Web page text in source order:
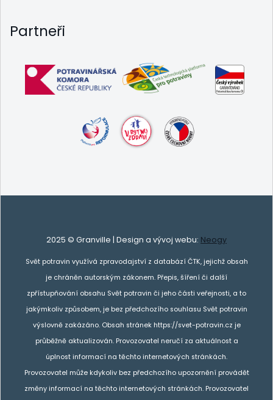
Partneři
2025 © Granville | Design a vývoj webu: Neogy
Svět potravin využívá zpravodajství z databází ČTK, jejichž obsah
je chráněn autorským zákonem. Přepis, šíření či další
zpřístupňování obsahu Svět potravin či jeho části veřejnosti, a to
jakýmkoliv způsobem, je bez předchozího souhlasu Svět potravin
výslovně zakázáno. Obsah stránek https://svet-potravin.cz je
průběžně aktualizován. Provozovatel neručí za aktuálnost a
úplnost informací na těchto internetových stránkách.
Provozovatel může kdykoliv bez předchozího upozornění provádět
změny informací na těchto internetových stránkách. Provozovatel